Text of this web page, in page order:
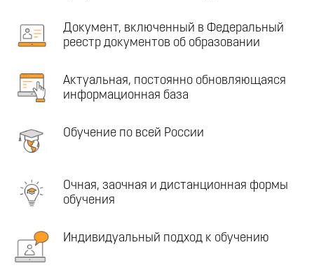
Документ, включенный в Федеральный
реестр документов об образовании
Актуальная, постоянно обновляющаяся
информационная база
Обучение по всей России
Очная, заочная и дистанционная формы
обучения
Индивидуальный подход к обучению